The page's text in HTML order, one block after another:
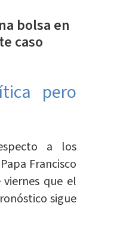
bolsa en
caso
pero
a los
Francisco
que el
sigue